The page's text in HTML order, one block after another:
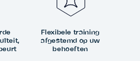
Flexibele training
afgestemd op uw
behoeften